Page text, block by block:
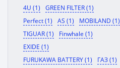
4U (1)
GREEN FILTER (1)
Perfect (1)
AS (1)
MOBILAND (1)
TIGUAR (1)
Finwhale (1)
EXIDE (1)
FURUKAWA BATTERY (1)
ГАЗ (1)